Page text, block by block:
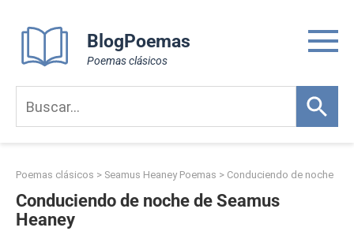
content
BlogPoemas
Poemas clásicos
Poemas clásicos > Seamus Heaney Poemas > Conduciendo de noche
Conduciendo de noche de Seamus
Heaney